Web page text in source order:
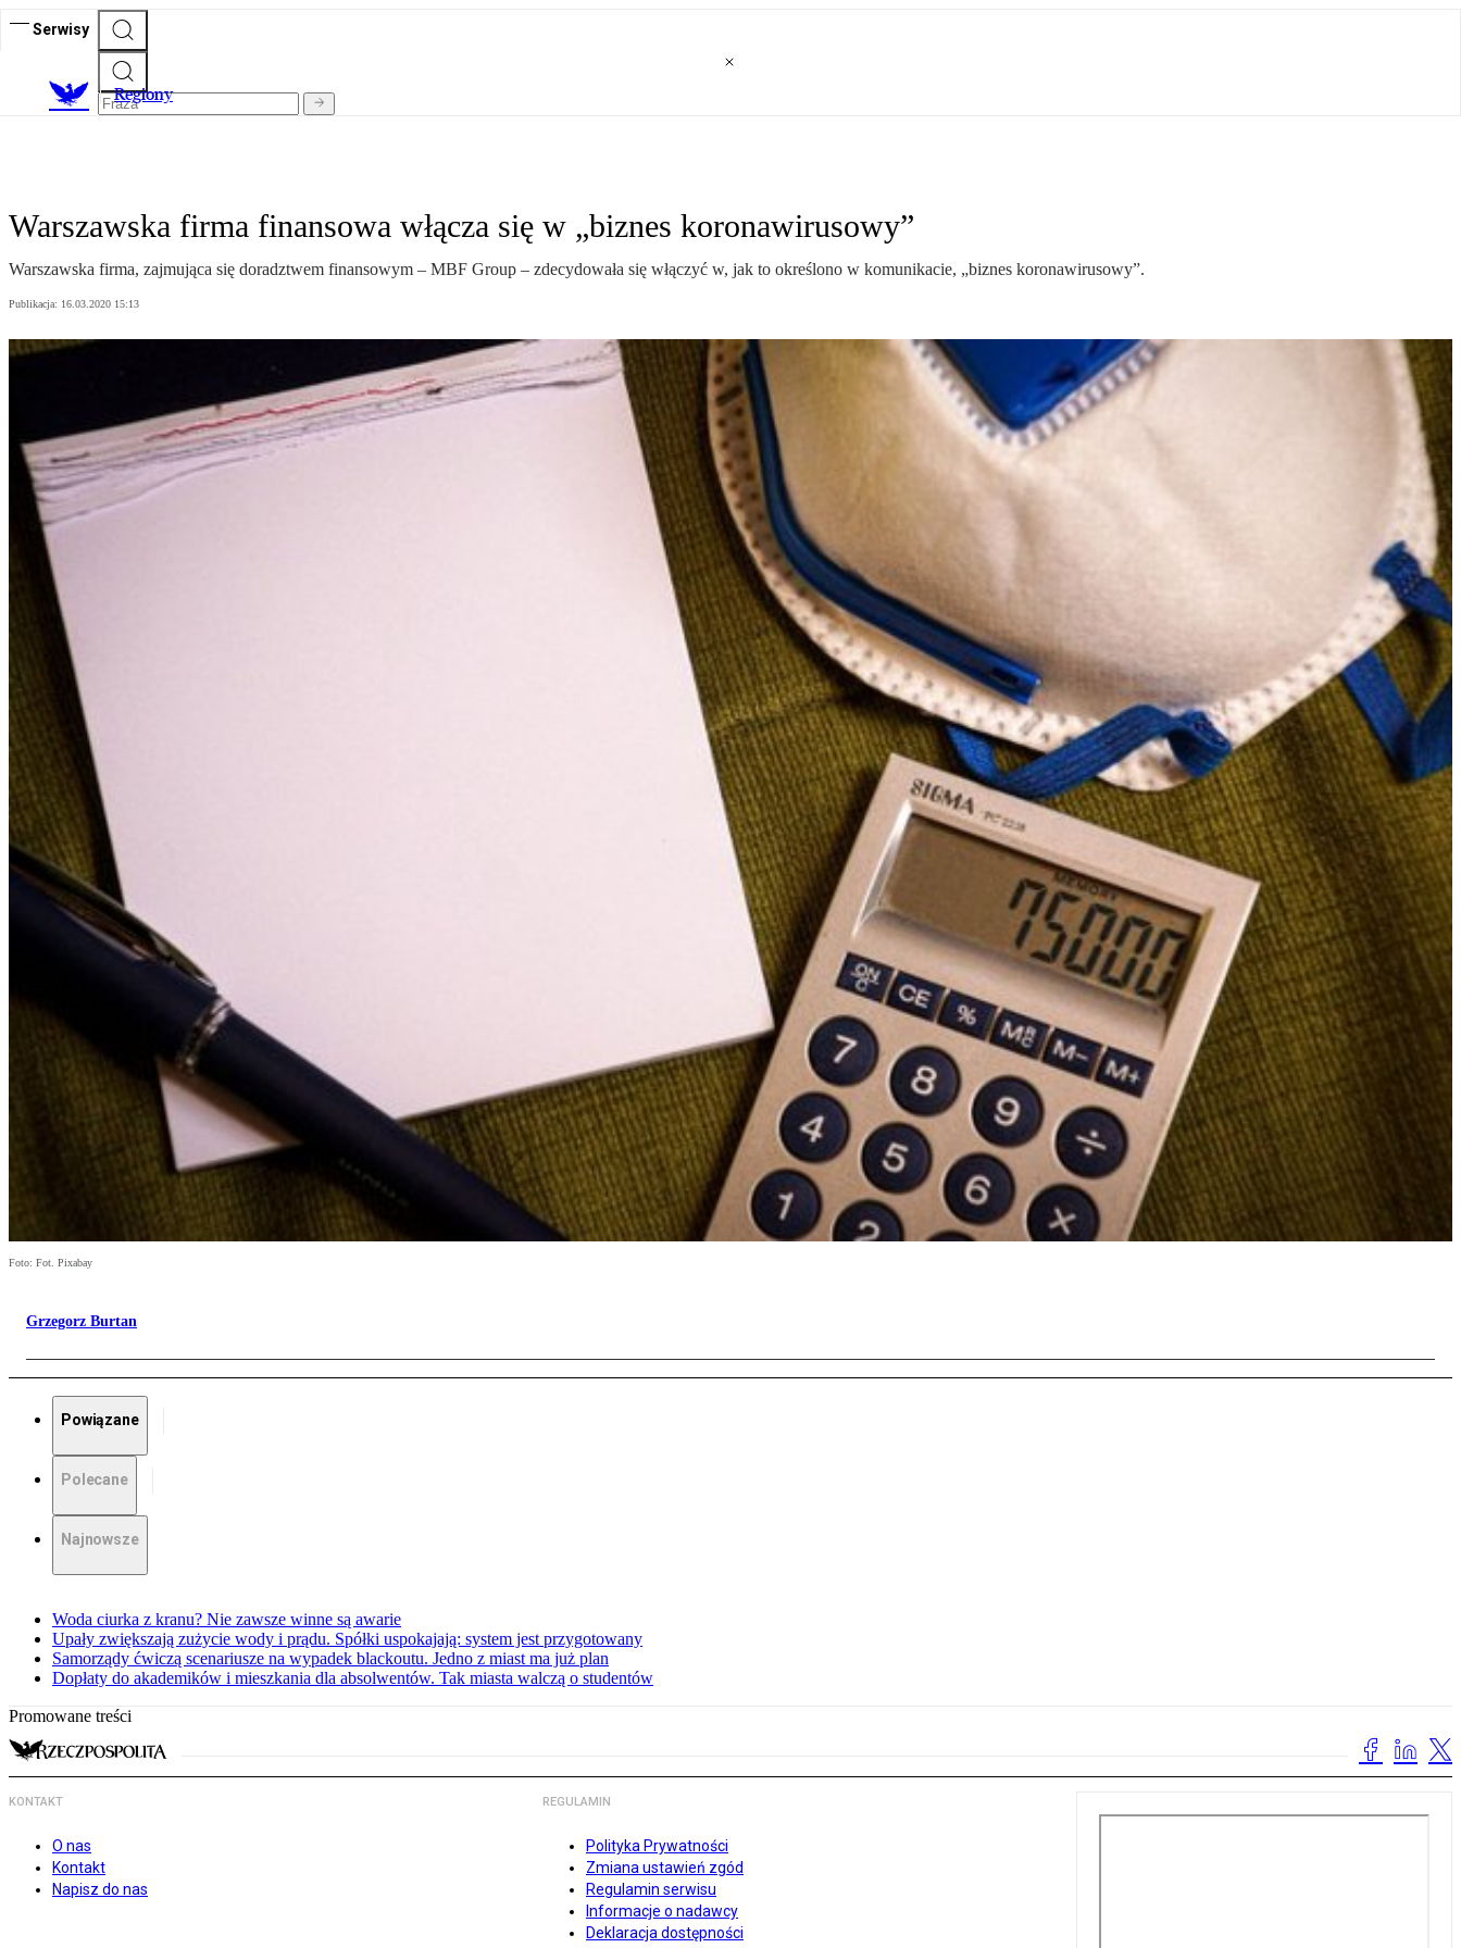
Serwisy
Regiony
Warszawska firma finansowa włącza się w „biznes koronawirusowy”
Warszawska firma, zajmująca się doradztwem finansowym – MBF Group – zdecydowała się włączyć w, jak to określono w komunikacie, „biznes koronawirusowy”.
Publikacja: 16.03.2020 15:13
Foto: Fot. Pixabay
Grzegorz Burtan
Powiązane
Polecane
Najnowsze
Woda ciurka z kranu? Nie zawsze winne są awarie
Upały zwiększają zużycie wody i prądu. Spółki uspokajają: system jest przygotowany
Samorządy ćwiczą scenariusze na wypadek blackoutu. Jedno z miast ma już plan
Dopłaty do akademików i mieszkania dla absolwentów. Tak miasta walczą o studentów
Promowane treści
KONTAKT
O nas
Kontakt
Napisz do nas
REGULAMIN
Polityka Prywatności
Zmiana ustawień zgód
Regulamin serwisu
Informacje o nadawcy
Deklaracja dostępności